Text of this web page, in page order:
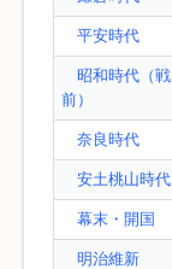
平安時代
昭和時代（戦
前）
奈良時代
安土桃山時代
幕末・開国
明治維新